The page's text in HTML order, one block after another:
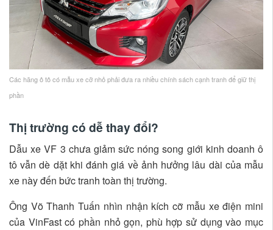
Các hãng ô tô có mẫu xe cỡ nhỏ phải đưa ra nhiều chính sách cạnh tranh để giữ thị
phần
Thị trường có dễ thay đổi?
Dẫu xe VF 3 chưa giảm sức nóng song giới kinh doanh ô
tô vẫn dè dặt khi đánh giá về ảnh hưởng lâu dài của mẫu
xe này đến bức tranh toàn thị trường.
Ông Võ Thanh Tuấn nhìn nhận kích cỡ mẫu xe điện mini
của VinFast có phần nhỏ gọn, phù hợp sử dụng vào mục